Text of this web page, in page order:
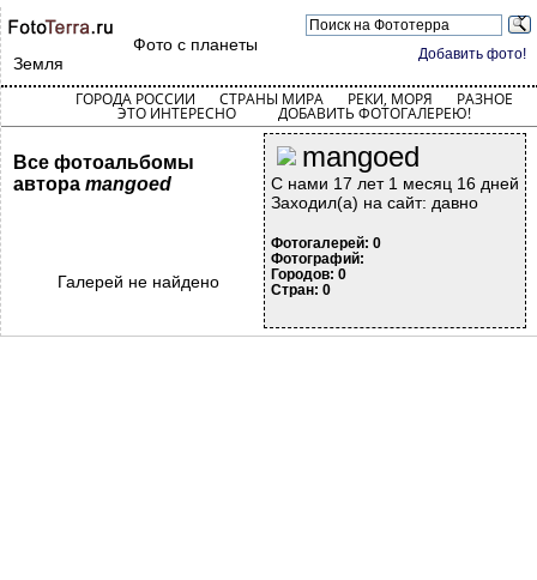
Добавить фото!
Фото с планеты
Земля
ГОРОДА РОССИИ СТРАНЫ МИРА РЕКИ, МОРЯ РАЗНОЕ
ЭТО ИНТЕРЕСНО ДОБАВИТЬ ФОТОГАЛЕРЕЮ!
mangoed
С нами 17 лет 1 месяц 16 дней
Заходил(а) на сайт: давно
Фотогалерей: 0
Фотографий:
Городов: 0
Стран: 0
Все фотоальбомы
автора mangoed
Галерей не найдено